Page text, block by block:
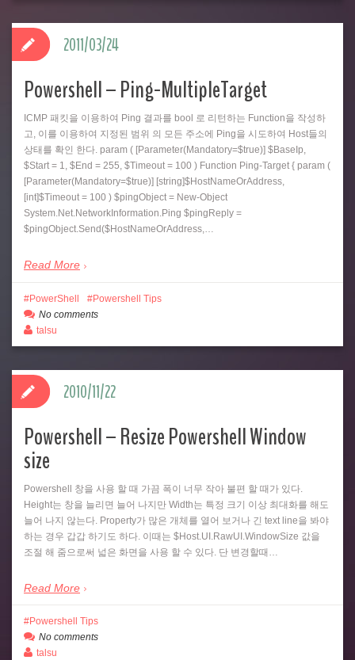
Powershell – Ping-MultipleTarget
ICMP 패킷을 이용하여 Ping 결과를 bool 로 리턴하는 Function을 작성하
고, 이를 이용하여 지정된 범위 의 모든 주소에 Ping을 시도하여 Host들의
상태를 확인 한다. param ( [Parameter(Mandatory=$true)] $BaseIp,
$Start = 1, $End = 255, $Timeout = 100 ) Function Ping-Target { param (
[Parameter(Mandatory=$true)] [string]$HostNameOrAddress,
[int]$Timeout = 100 ) $pingObject = New-Object
System.Net.NetworkInformation.Ping $pingReply =
$pingObject.Send($HostNameOrAddress,…
Read More
2011/03/24
PowerShell
Powershell Tips
No comments
talsu
Powershell – Resize Powershell Window
size
Powershell 창을 사용 할 때 가끔 폭이 너무 작아 불편 할 때가 있다.
Height는 창을 늘리면 늘어 나지만 Width는 특정 크기 이상 최대화를 해도
늘어 나지 않는다. Property가 많은 개체를 열어 보거나 긴 text line을 봐야
하는 경우 갑갑 하기도 하다. 이때는 $Host.UI.RawUI.WindowSize 값을
조절 해 줌으로써 넓은 화면을 사용 할 수 있다. 단 변경할때…
Read More
2010/11/22
Powershell Tips
No comments
talsu